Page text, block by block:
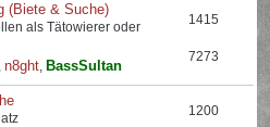
(Biete & Suche)
als Tätowierer oder
,n8ght, BassSultan
1415
7273
1200